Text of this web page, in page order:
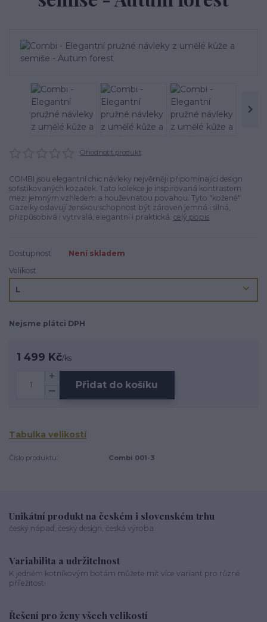
Ohodnotit produkt
COMBI jsou elegantní chic návleky nejvěrněji připomínající design
sofistikovaných kozaček. Tato kolekce je inspirovaná kontrastem
mezi jemným vzhledem a houževnatou povahou. Tyto "kožené"
Gazelky oslavují ženskou schopnost být zároveň jemná i silná,
přizpůsobivá i vytrvalá, elegantní i praktická. celý popis
Dostupnost
Není skladem
Velikost
Nejsme plátci DPH
1 499 Kč/ks
Přidat do košíku
Tabulka velikostí
Číslo produktu: Combi 001-3
Unikátní produkt na českém i slovenském trhu
český nápad, český design, česká výroba
Variabilita a udržitelnost
K jedněm kotníkovým botám můžete mít více variant pro různé
příležitosti
Řešení pro ženy všech velikostí